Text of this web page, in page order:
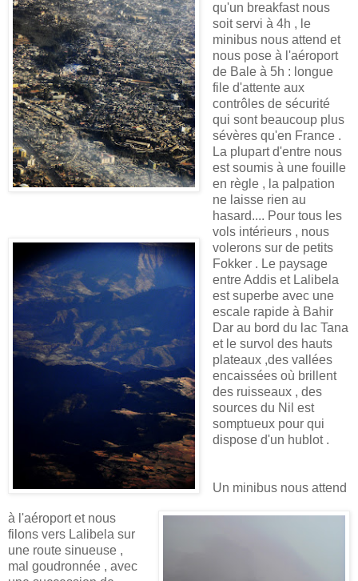
qu'un breakfast nous
soit servi à 4h , le
minibus nous attend et
nous pose à l'aéroport
de Bale à 5h : longue
file d'attente aux
contrôles de sécurité
qui sont beaucoup plus
sévères qu'en France .
La plupart d'entre nous
est soumis à une fouille
en règle , la palpation
ne laisse rien au
hasard.... Pour tous les
vols intérieurs , nous
volerons sur de petits
Fokker . Le paysage
entre Addis et Lalibela
est superbe avec une
escale rapide à Bahir
Dar au bord du lac Tana
et le survol des hauts
plateaux ,des vallées
encaissées où brillent
des ruisseaux , des
sources du Nil est
somptueux pour qui
dispose d'un hublot .
Un minibus nous attend
à l'aéroport et nous
filons vers Lalibela sur
une route sinueuse ,
mal goudronnée , avec